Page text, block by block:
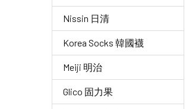
Nissin 日清
Korea Socks 韓國襪
Meiji 明治
Glico 固力果